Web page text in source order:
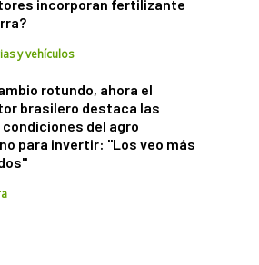
incorporan fertilizante
y vehículos
rotundo, ahora el
brasilero destaca las
condiciones del agro
para invertir: "Los veo más